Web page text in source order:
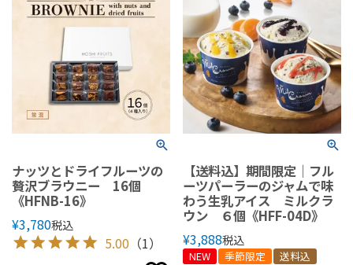
ナッツとドライフルーツの
贅沢ブラウニー 16個
《HFNB-16》
¥3,780税込
5.00 （1）
【送料込】期間限定｜フル
ーツパーラーのジャムで味
わう生乳アイス ミルクラ
ウン ６個《HFF-04D》
¥3,888税込
NEW 季節限定
送料込